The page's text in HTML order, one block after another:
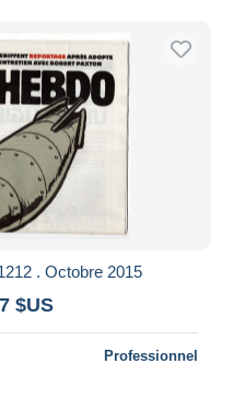
. Octobre 2015
$US
Professionnel